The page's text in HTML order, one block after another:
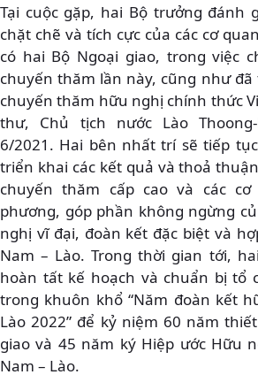
Tại cuộc gặp, hai Bộ trưởng đánh
chặt chẽ và tích cực của các cơ
có hai Bộ Ngoại giao, trong việc
chuyến thăm lần này, cũng như
chuyến thăm hữu nghị chính thức
thư, Chủ tịch nước Lào
6/2021. Hai bên nhất trí sẽ tiếp
triển khai các kết quả và thoả
chuyến thăm cấp cao và các
phương, góp phần không ngừng
nghị vĩ đại, đoàn kết đặc biệt và
Nam – Lào. Trong thời gian tới,
hoàn tất kế hoạch và chuẩn bị tổ
trong khuôn khổ “Năm đoàn kết
Lào 2022” để kỷ niệm 60 năm
giao và 45 năm ký Hiệp ước Hữu
Nam – Lào.